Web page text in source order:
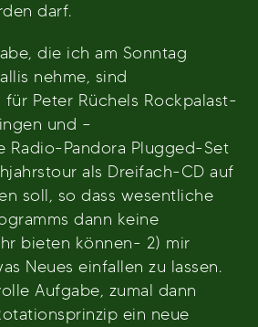
darf.
die ich am Sonntag
nehme, sind
für Peter Rüchels Rockpalast-
und –
Radio-Pandora Plugged-Set
als Dreifach-CD auf
soll, so dass wesentliche
dann keine
bieten können- 2) mir
Neues einfallen zu lassen.
Aufgabe, zumal dann
ein neue